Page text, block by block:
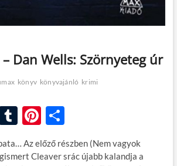
Dan Wells: Szörnyeteg úr
könyv könyvajánló krimi
T
m
Pi
er
O
za
Az előző részben (Nem vagyok
Cleaver srác újabb kalandja a